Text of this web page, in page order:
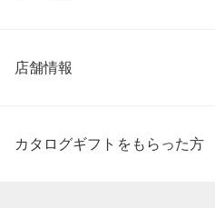
店舗情報
カタログギフトをもらった方